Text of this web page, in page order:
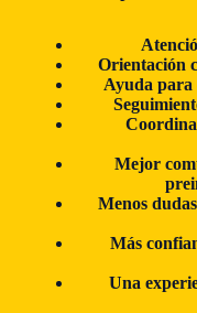
Orientación
Ayuda para
Mejor
Menos
Más
Una